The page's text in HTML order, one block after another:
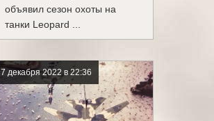
объявил сезон охоты на
танки Leopard ...
7 декабря 2022 в 22:36